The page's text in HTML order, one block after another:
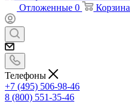
Отложенные 0 Корзина
Телефоны
+7 (495) 506-98-46
8 (800) 551-35-46